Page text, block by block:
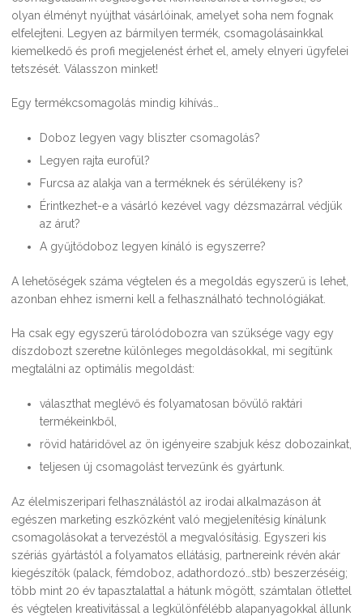
Alátétek, tálcák és tálkák
Tortaalátét, dekli, tortadoboz
Tortadobozok
Makaron csomagolás
Átlátszó hengeres dobozok
Fagylalt, kürtős és waffletölcsérek
Pizza csomagolás
Pizzaszelet alátétek
Pizzaszelet dobozok
Sültkrumpli csomagolás
Tasakok
Tölcsérek
Szendvics-csomagolás
Wrap, tortilla, gyros csomagolás
Fagylalt, kürtős és waffletölcsérek
Kereskedelem
Irodai termékek
Reklám és hirdetési eszközök
Gipszöntő formák
Kreatív – Hobbi – DIY
Névre szóló céges ajándék
SOHA – könyv a
gyermekbántalmazásról
olyan élményt nyújthat vásárlóinak, amelyet soha nem fognak
elfelejteni. Legyen az bármilyen termék, csomagolásainkkal
kiemelkedő és profi megjelenést érhet el, amely elnyeri ügyfelei
tetszését. Válasszon minket!
Egy termékcsomagolás mindig kihívás…
Doboz legyen vagy bliszter csomagolás?
Legyen rajta eurofül?
Furcsa az alakja van a terméknek és sérülékeny is?
Érintkezhet-e a vásárló kezével vagy dézsmazárral védjük
az árut?
A gyűjtődoboz legyen kínáló is egyszerre?
A lehetőségek száma végtelen és a megoldás egyszerű is lehet,
azonban ehhez ismerni kell a felhasználható technológiákat.
Ha csak egy egyszerű tárolódobozra van szüksége vagy egy
díszdobozt szeretne különleges megoldásokkal, mi segítünk
megtalálni az optimális megoldást:
választhat meglévő és folyamatosan bővülő raktári
termékeinkből,
rövid határidővel az ön igényeire szabjuk kész dobozainkat,
teljesen új csomagolást tervezünk és gyártunk.
Az élelmiszeripari felhasználástól az irodai alkalmazáson át
egészen marketing eszközként való megjelenítésig kínálunk
csomagolásokat a tervezéstől a megvalósításig. Egyszeri kis
szériás gyártástól a folyamatos ellátásig, partnereink révén akár
kiegészítők (palack, fémdoboz, adathordozó…stb) beszerzéséig;
több mint 20 év tapasztalattal a hátunk mögött, számtalan ötlettel
és végtelen kreativitással a legkülönfélébb alapanyagokkal állunk